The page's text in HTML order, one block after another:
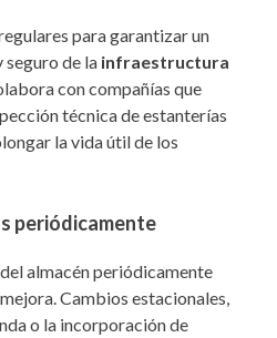
para garantizar un
de la infraestructura
con compañías que
técnica de estanterías
la vida útil de los
periódicamente
almacén periódicamente
Cambios estacionales,
o la incorporación de